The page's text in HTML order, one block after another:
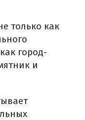
только как
город-
и